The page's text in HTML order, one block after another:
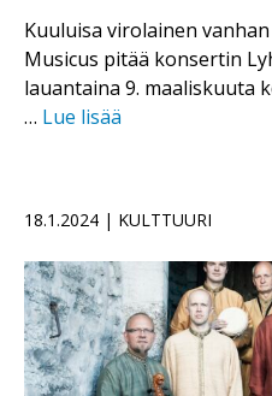
Kuuluisa virolainen
Musicus pitää konsertin
lauantaina 9. maaliskuuta
… Lue lisää
18.1.2024 | KULTTUURI